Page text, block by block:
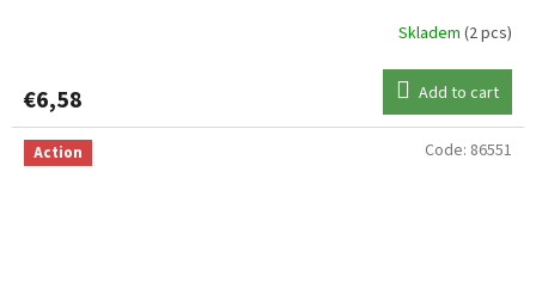
Skladem (2 pcs)
€6,58 Add to cart
Action Code: 86551